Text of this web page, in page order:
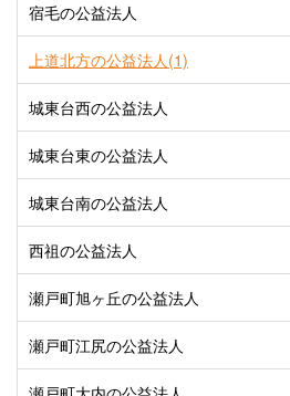
宿毛の公益法人
上道北方の公益法人(1)
城東台西の公益法人
城東台東の公益法人
城東台南の公益法人
西祖の公益法人
瀬戸町旭ヶ丘の公益法人
瀬戸町江尻の公益法人